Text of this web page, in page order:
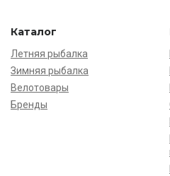
Каталог
Летняя рыбалка
Зимняя рыбалка
Велотовары
Бренды